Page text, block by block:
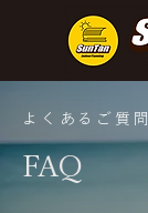
よくあるご質問
FAQ